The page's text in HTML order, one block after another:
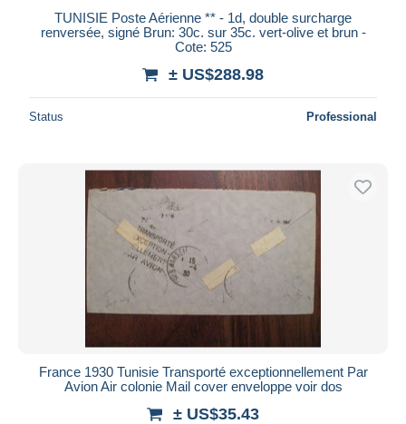
TUNISIE Poste Aérienne ** - 1d, double surcharge
renversée, signé Brun: 30c. sur 35c. vert-olive et brun -
Cote: 525
± US$288.98
Status Professional
France 1930 Tunisie Transporté exceptionnellement Par
Avion Air colonie Mail cover enveloppe voir dos
± US$35.43